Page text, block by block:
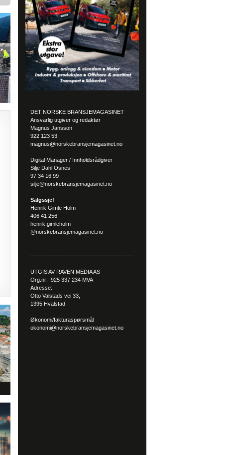
DET NORSKE BRANSJEMAGASINET
Ansvarlig utgiver og redaktør
Magnus Jansson
922 123 53
magnus@norskebransjemagasinet.no
Digital Manager / Innholdsrådgiver
Silje Dahl Osnes
97 34 16 99
silje@norskebransjemagasinet.no
Salgssjef
Henrik Gimle Holm
406 41 256
henrik.gimleholm
@norskebransjemagasinet.no
----------------------------------------------------
UTGIS AV RAVEN MEDIA AS
Org.nr: 925 337 234 MVA
Adresse:
Otto Valstads vei 33,
1395 Hvalstad
Økonomi/fakturaspørsmål
okonomi@norskebransjemagasinet.no